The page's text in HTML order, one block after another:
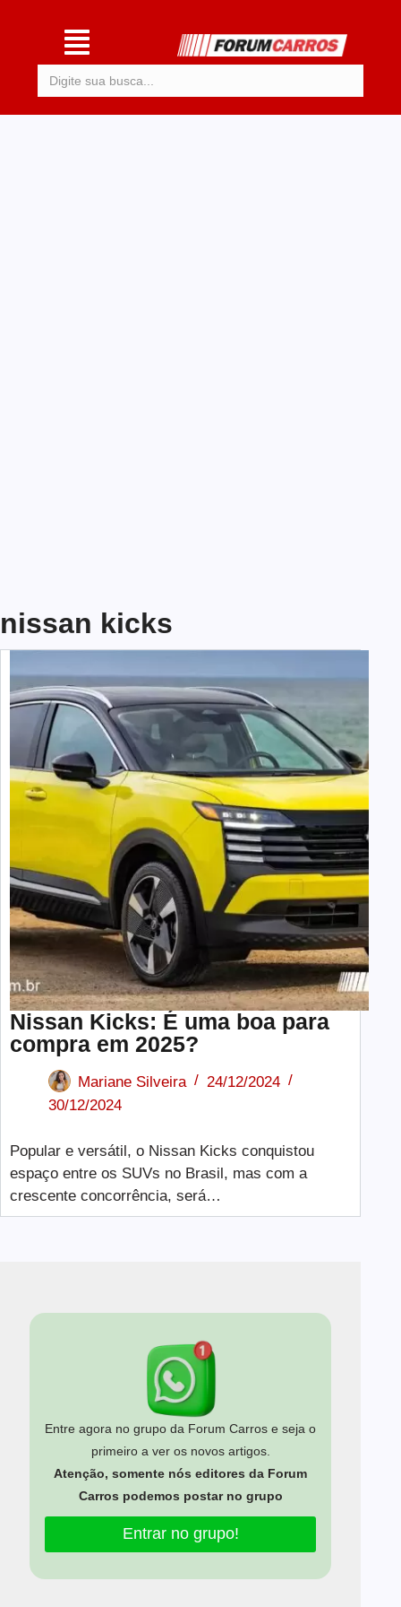
nissan kicks
Nissan Kicks: É uma boa para
compra em 2025?
Mariane Silveira
24/12/2024
30/12/2024
Popular e versátil, o Nissan Kicks conquistou
espaço entre os SUVs no Brasil, mas com a
crescente concorrência, será…
Entre agora no grupo da Forum Carros e seja o
primeiro a ver os novos artigos.
Atenção, somente nós editores da Forum
Carros podemos postar no grupo
Entrar no grupo!